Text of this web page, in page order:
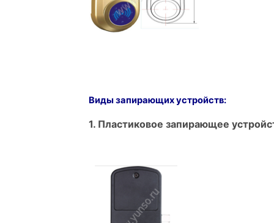
Виды запирающих устройств:
1. Пластиковое запирающее